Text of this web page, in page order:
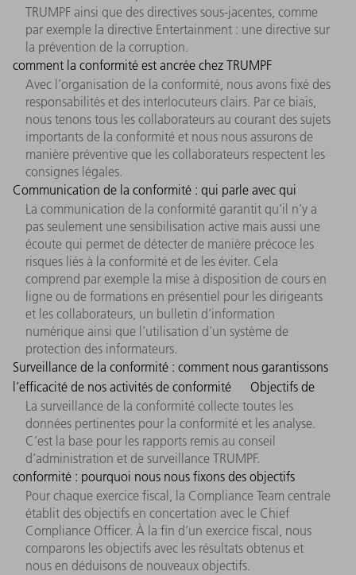
TRUMPF ainsi que des directives sous-jacentes, comme
par exemple la directive Entertainment : une directive sur
la prévention de la corruption.
comment la conformité est ancrée chez TRUMPF
Avec l’organisation de la conformité, nous avons fixé des
responsabilités et des interlocuteurs clairs. Par ce biais,
nous tenons tous les collaborateurs au courant des sujets
importants de la conformité et nous nous assurons de
manière préventive que les collaborateurs respectent les
consignes légales.
Communication de la conformité : qui parle avec qui
La communication de la conformité garantit qu’il n’y a
pas seulement une sensibilisation active mais aussi une
écoute qui permet de détecter de manière précoce les
risques liés à la conformité et de les éviter. Cela
comprend par exemple la mise à disposition de cours en
ligne ou de formations en présentiel pour les dirigeants
et les collaborateurs, un bulletin d’information
numérique ainsi que l’utilisation d’un système de
protection des informateurs.
Surveillance de la conformité : comment nous garantissons
l’efficacité de nos activités de conformité
La surveillance de la conformité collecte toutes les
données pertinentes pour la conformité et les analyse.
C’est la base pour les rapports remis au conseil
d’administration et de surveillance TRUMPF.
Objectifs de
conformité : pourquoi nous nous fixons des objectifs
Pour chaque exercice fiscal, la Compliance Team centrale
établit des objectifs en concertation avec le Chief
Compliance Officer. À la fin d’un exercice fiscal, nous
comparons les objectifs avec les résultats obtenus et
nous en déduisons de nouveaux objectifs.